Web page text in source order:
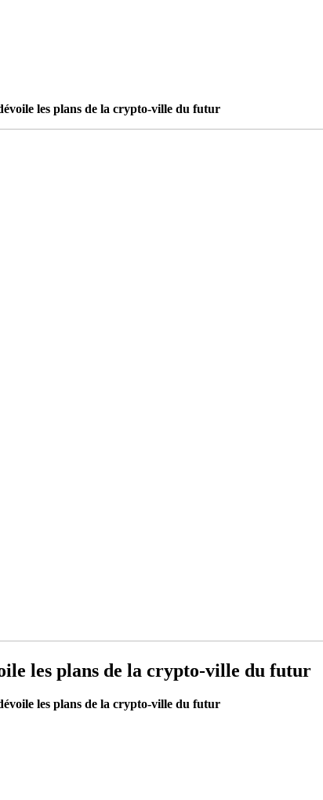
les plans de la crypto-ville du futur
les plans de la crypto-ville du futur
les plans de la crypto-ville du futur